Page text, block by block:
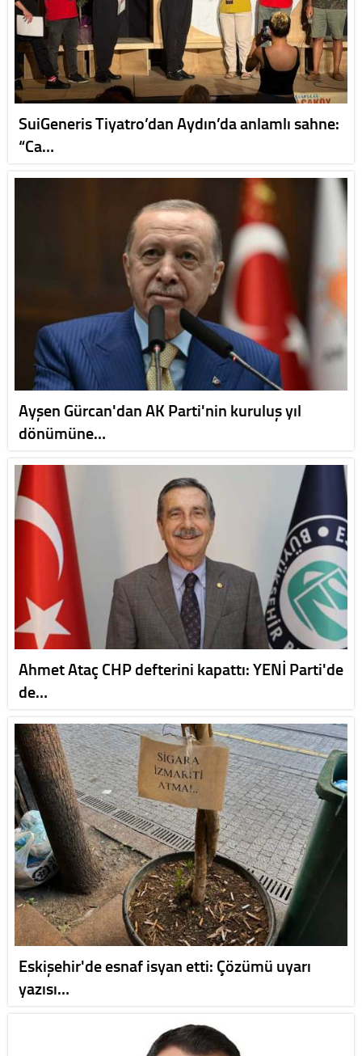
SuiGeneris Tiyatro’dan Aydın’da anlamlı sahne:
“Ca…
Ayşen Gürcan'dan AK Parti'nin kuruluş yıl
dönümüne…
Ahmet Ataç CHP defterini kapattı: YENİ Parti'de
de…
Eskişehir'de esnaf isyan etti: Çözümü uyarı
yazısı…